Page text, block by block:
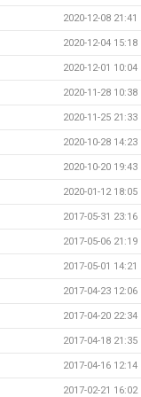
2020-12-08 21:41
2020-12-04 15:18
2020-12-01 10:04
2020-11-28 10:38
2020-11-25 21:33
2020-10-28 14:23
2020-10-20 19:43
2020-01-12 18:05
2017-05-31 23:16
2017-05-06 21:19
2017-05-01 14:21
2017-04-23 12:06
2017-04-20 22:34
2017-04-18 21:35
2017-04-16 12:14
2017-02-21 16:02